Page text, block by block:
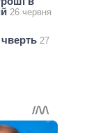
26 червня
чверть 27